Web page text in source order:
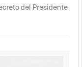
del Presidente